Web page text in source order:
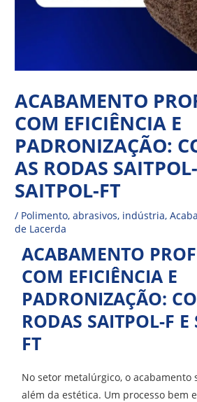
ACABAMENTO
COM EFICIÊNCIA E
PADRONIZAÇÃO:
AS RODAS
SAITPOL-FT
/ Polimento,abrasivos, indústria,
de Lacerda
ACABAMENTO
COM EFICIÊNCIA E
PADRONIZAÇÃO:
RODAS SAITPOL-F E
FT
No setor metalúrgico, o
além da estética. Um processo bem